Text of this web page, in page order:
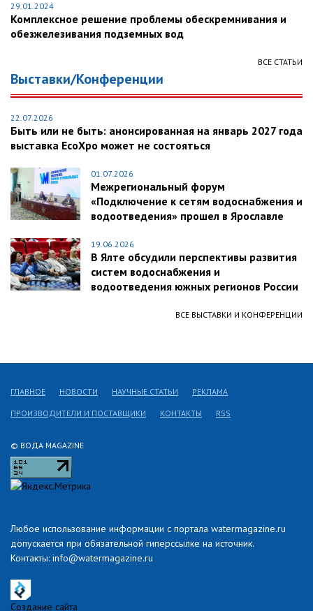
29.01.2024
Комплексное решение проблемы обескремнивания и
обезжелезивания подземных вод
ВСЕ СТАТЬИ
Выставки/Конференции
22.07.2026
Быть или не быть: анонсированная на январь 2027 года
выставка EcoXpo может не состояться
01.07.2026
Межрегиональный форум
«Подключение к сетям водоснабжения и
водоотведения» прошел в Ярославле
19.06.2026
В Ялте обсудили перспективы развития
систем водоснабжения и
водоотведения южных регионов России
ВСЕ ВЫСТАВКИ И КОНФЕРЕНЦИИ
© ВОДА MAGAZINE
Любое использование информации с портала watermagazine.ru
допускается при обязательной гиперссылке на источник.
Контакты: info@watermagazine.ru
ГЛАВНОЕ НОВОСТИ НАУЧНЫЕ СТАТЬИ РЕКЛАМА
ПРОИЗВОДИТЕЛИ И ПОСТАВЩИКИ КОНТАКТЫ RSS
Создание сайта